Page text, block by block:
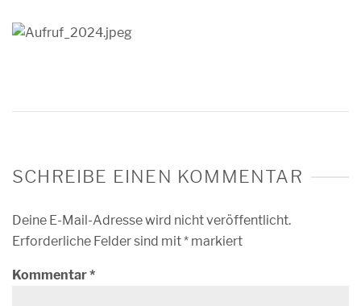
SCHREIBE EINEN KOMMENTAR
Deine E-Mail-Adresse wird nicht veröffentlicht.
Erforderliche Felder sind mit* markiert
Kommentar*